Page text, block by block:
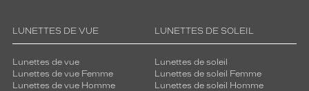
LUNETTES DE VUE
Lunettes de vue
Lunettes de vue Femme
Lunettes de vue Homme
LUNETTES DE SOLEIL
Lunettes de soleil
Lunettes de soleil Femme
Lunettes de soleil Homme